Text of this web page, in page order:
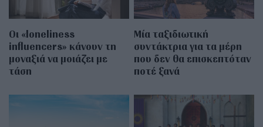
Οι «loneliness
influencers» κάνουν τη
μοναξιά να μοιάζει με
τάση
Μία ταξιδιωτική
συντάκτρια για τα μέρη
που δεν θα επισκεπτόταν
ποτέ ξανά